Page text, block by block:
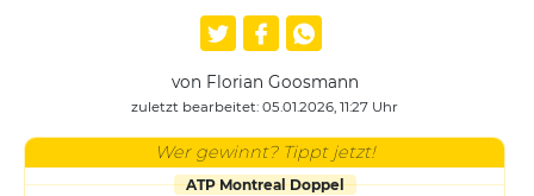
von Florian Goosmann
zuletzt bearbeitet: 05.01.2026, 11:27 Uhr
Wer gewinnt? Tippt jetzt!
ATP Montreal Doppel